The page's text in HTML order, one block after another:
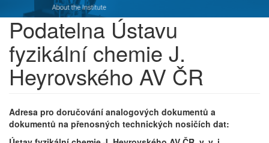
Podatelna Ústavu
fyzikální chemie J.
Heyrovského AV ČR
Adresa pro doručování analogových dokumentů a
dokumentů na přenosných technických nosičích dat: